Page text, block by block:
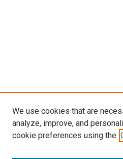
We use cookies that are
analyze, improve, and
cookie preferences using the